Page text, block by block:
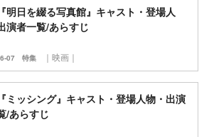
明日を綴る写真館』キャスト・登場人
演者一覧/あらすじ
07 特集 ｜映画｜
ミッシング』キャスト・登場人物・出演
/あらすじ